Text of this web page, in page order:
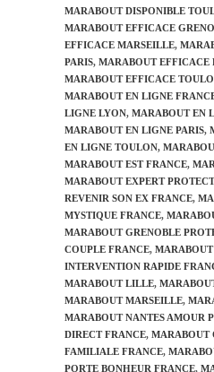
MARABOUT DISPONIBLE
MARABOUT EFFICACE
EFFICACE MARSEILLE,
PARIS, MARABOUT EFFICACE
MARABOUT EFFICACE
MARABOUT EN LIGNE
LIGNE LYON, MARABOUT EN
MARABOUT EN LIGNE PARIS,
EN LIGNE TOULON,
MARABOUT EST FRANCE,
MARABOUT EXPERT
REVENIR SON EX FRANCE,
MYSTIQUE FRANCE,
MARABOUT GRENOBLE
COUPLE FRANCE,
INTERVENTION RAPIDE
MARABOUT LILLE,
MARABOUT MARSEILLE,
MARABOUT NANTES AMOUR
DIRECT FRANCE, MARABOUT
FAMILIALE FRANCE,
PORTE BONHEUR FRANCE,